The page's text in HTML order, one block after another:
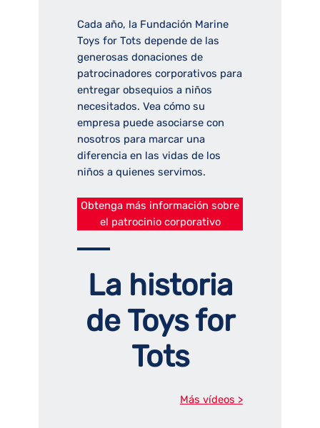
Cada año, la Fundación Marine
Toys for Tots depende de las
generosas donaciones de
patrocinadores corporativos para
entregar obsequios a niños
necesitados. Vea cómo su
empresa puede asociarse con
nosotros para marcar una
diferencia en las vidas de los
niños a quienes servimos.
Obtenga más información sobre
el patrocinio corporativo
La historia
de Toys for
Tots
Más vídeos >